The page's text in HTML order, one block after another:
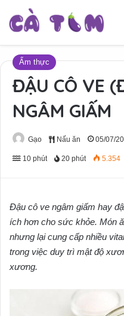
Ẩm thực
ĐẬU CÔ VE
NGÂM GIẤM
Gạo Nấu ăn 05/07/
10 phút 20 phút 5.354
Đậu cô ve ngâm giấm hay
ích hơn cho sức khỏe. Món
nhưng lại cung cấp nhiều
trong việc duy trì mật độ
xương.